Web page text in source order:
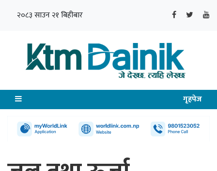
२०८३ साउन २१ बिहीबार
गृहपेज